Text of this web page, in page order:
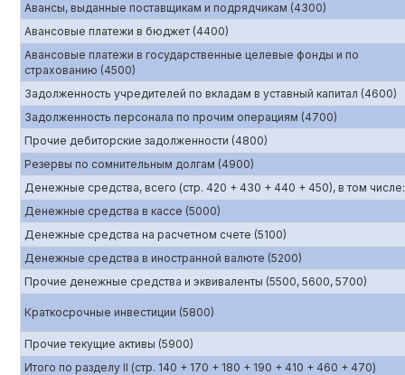
Авансы, выданные поставщикам и подрядчикам (4300)
Авансовые платежи в бюджет (4400)
Авансовые платежи в государственные целевые фонды и по
страхованию (4500)
Задолженность учредителей по вкладам в уставный капитал (4600)
Задолженность персонала по прочим операциям (4700)
Прочие дебиторские задолженности (4800)
Резервы по сомнительным долгам (4900)
Денежные средства, всего (стр. 420 + 430 + 440 + 450), в том числе:
Денежные средства в кассе (5000)
Денежные средства на расчетном счете (5100)
Денежные средства в иностранной валюте (5200)
Прочие денежные средства и эквиваленты (5500, 5600, 5700)
Краткосрочные инвестиции (5800)
Прочие текущие активы (5900)
Итого по разделу II (стр. 140 + 170 + 180 + 190 + 410 + 460 + 470)